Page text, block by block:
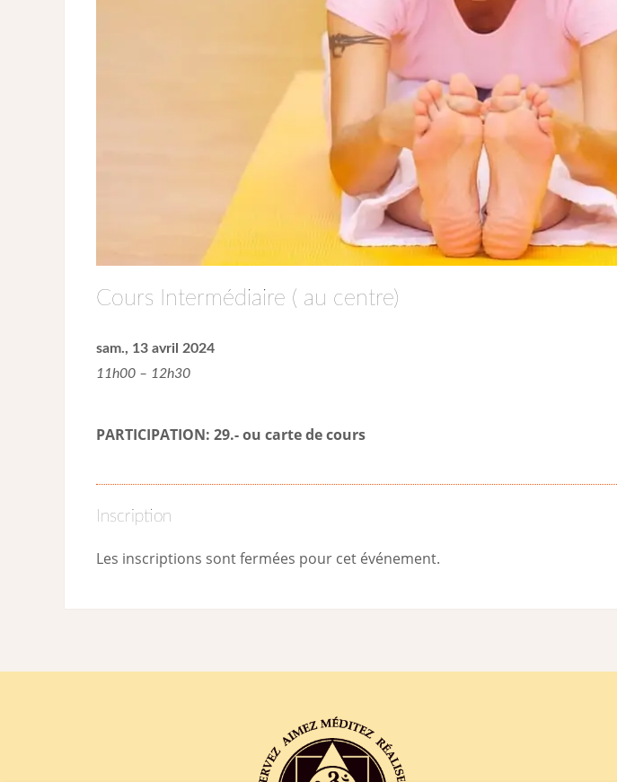
Cours Intermédiaire ( au centre)
sam., 13 avril 2024
11h00 – 12h30
PARTICIPATION: 29.- ou carte de cours
Inscription
Les inscriptions sont fermées pour cet événement.